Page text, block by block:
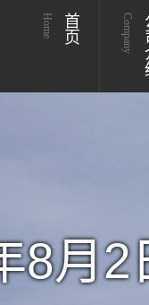
首页
Home Company
8月2